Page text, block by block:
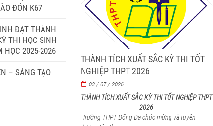
ĐÓN K67
ĐẠT THÀNH
THI HỌC SINH
HỌC 2025-2026
– SÁNG TẠO
THÀNH TÍCH XUẤT SẮC KỲ THI TỐT
NGHIỆP THPT 2026
03 / 07 / 2026
THÀNH TÍCH XUẤT SẮC KỲ THI TỐT NGHIỆP THPT
2026
Trường THPT Đống Đa chúc mừng và tuyên